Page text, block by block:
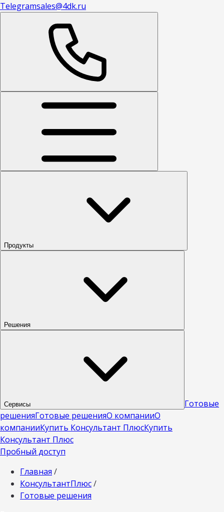
Telegramsales@4dk.ru
Продукты
Решения
Сервисы
Готовые
решенияГотовые решенияО компанииО
компанииКупить Консультант ПлюсКупить
Консультант Плюс
Пробный доступ
Главная /
КонсультантПлюс/
Готовые решения